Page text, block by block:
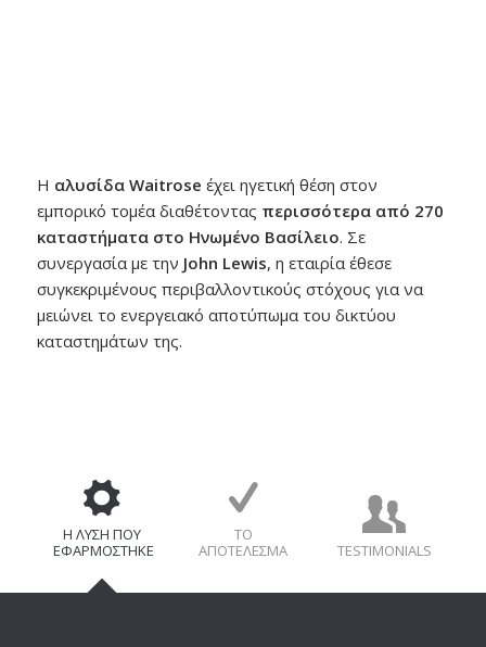
Η αλυσίδα Waitrose έχει ηγετική θέση στον
εμπορικό τομέα διαθέτοντας περισσότερα από 270
καταστήματα στο Ηνωμένο Βασίλειο. Σε
συνεργασία με την John Lewis, η εταιρία έθεσε
συγκεκριμένους περιβαλλοντικούς στόχους για να
μειώνει το ενεργειακό αποτύπωμα του δικτύου
καταστημάτων της.
Η ΛΎΣΗ ΠΟΥ
ΕΦΑΡΜΌΣΤΗΚΕ
ΤΟ
ΑΠΟΤΈΛΕΣΜΑ
TESTIMONIALS